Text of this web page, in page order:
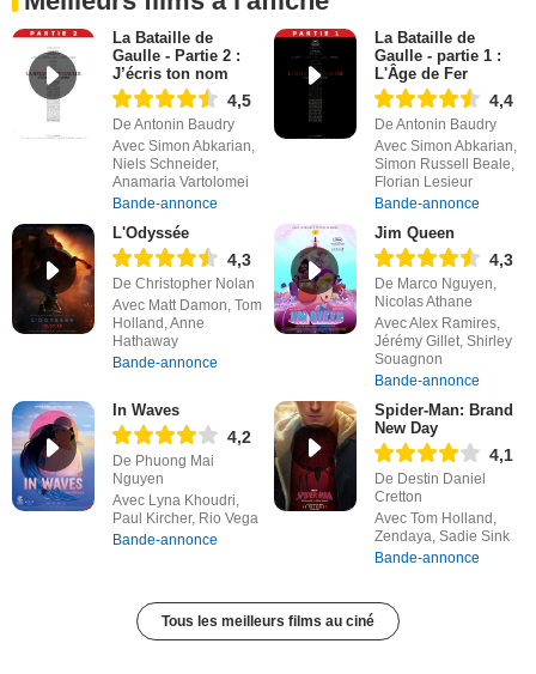
La Bataille de
Gaulle - Partie 2 :
J’écris ton nom
4,5
De Antonin Baudry
Avec Simon Abkarian,
Niels Schneider,
Anamaria Vartolomei
Bande-annonce
La Bataille de
Gaulle - partie 1 :
L'Âge de Fer
4,4
De Antonin Baudry
Avec Simon Abkarian,
Simon Russell Beale,
Florian Lesieur
Bande-annonce
L'Odyssée
4,3
De Christopher Nolan
Avec Matt Damon, Tom
Holland, Anne
Hathaway
Bande-annonce
Jim Queen
4,3
De Marco Nguyen,
Nicolas Athane
Avec Alex Ramires,
Jérémy Gillet, Shirley
Souagnon
Bande-annonce
In Waves
4,2
De Phuong Mai
Nguyen
Avec Lyna Khoudri,
Paul Kircher, Rio Vega
Bande-annonce
Spider-Man: Brand
New Day
4,1
De Destin Daniel
Cretton
Avec Tom Holland,
Zendaya, Sadie Sink
Bande-annonce
Tous les meilleurs films au ciné